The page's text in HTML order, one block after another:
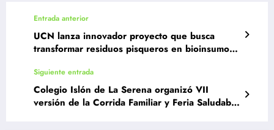
Entrada anterior
UCN lanza innovador proyecto que busca
transformar residuos pisqueros en bioinsumos
Siguiente entrada
Colegio Islón de La Serena organizó VII
versión de la Corrida Familiar y Feria Saludable